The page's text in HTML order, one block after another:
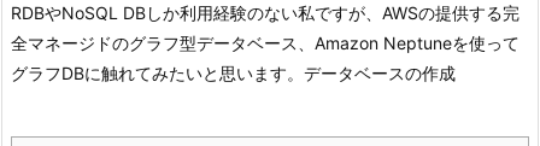
RDBやNoSQL DBしか利用経験のない私ですが、AWSの提供する完
全マネージドのグラフ型データベース、Amazon Neptuneを使って
グラフDBに触れてみたいと思います。 データベースの作成